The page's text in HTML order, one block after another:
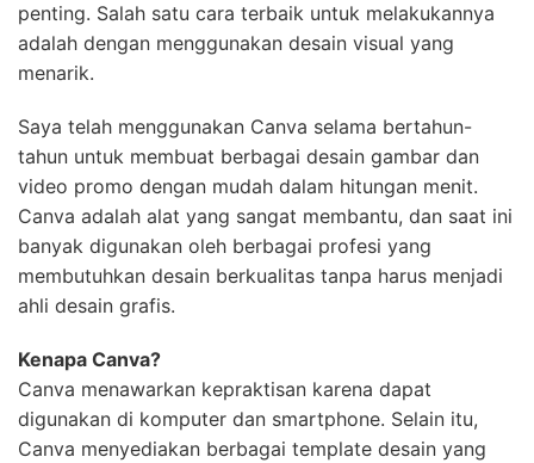
penting. Salah satu cara terbaik untuk melakukannya
adalah dengan menggunakan desain visual yang
menarik.
Saya telah menggunakan Canva selama bertahun-
tahun untuk membuat berbagai desain gambar dan
video promo dengan mudah dalam hitungan menit.
Canva adalah alat yang sangat membantu, dan saat ini
banyak digunakan oleh berbagai profesi yang
membutuhkan desain berkualitas tanpa harus menjadi
ahli desain grafis.
Kenapa Canva?
Canva menawarkan kepraktisan karena dapat
digunakan di komputer dan smartphone. Selain itu,
Canva menyediakan berbagai template desain yang